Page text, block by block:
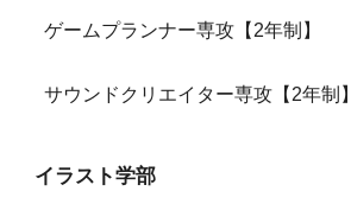
ゲームプランナー専攻【2年制】
サウンドクリエイター専攻【2年制】
イラスト学部